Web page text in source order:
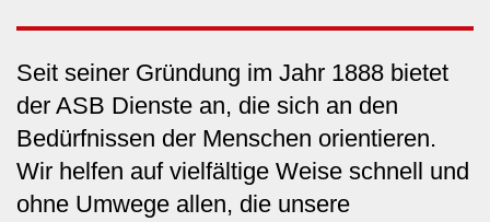
Seit seiner Gründung im Jahr 1888 bietet
der ASB Dienste an, die sich an den
Bedürfnissen der Menschen orientieren.
Wir helfen auf vielfältige Weise schnell und
ohne Umwege allen, die unsere